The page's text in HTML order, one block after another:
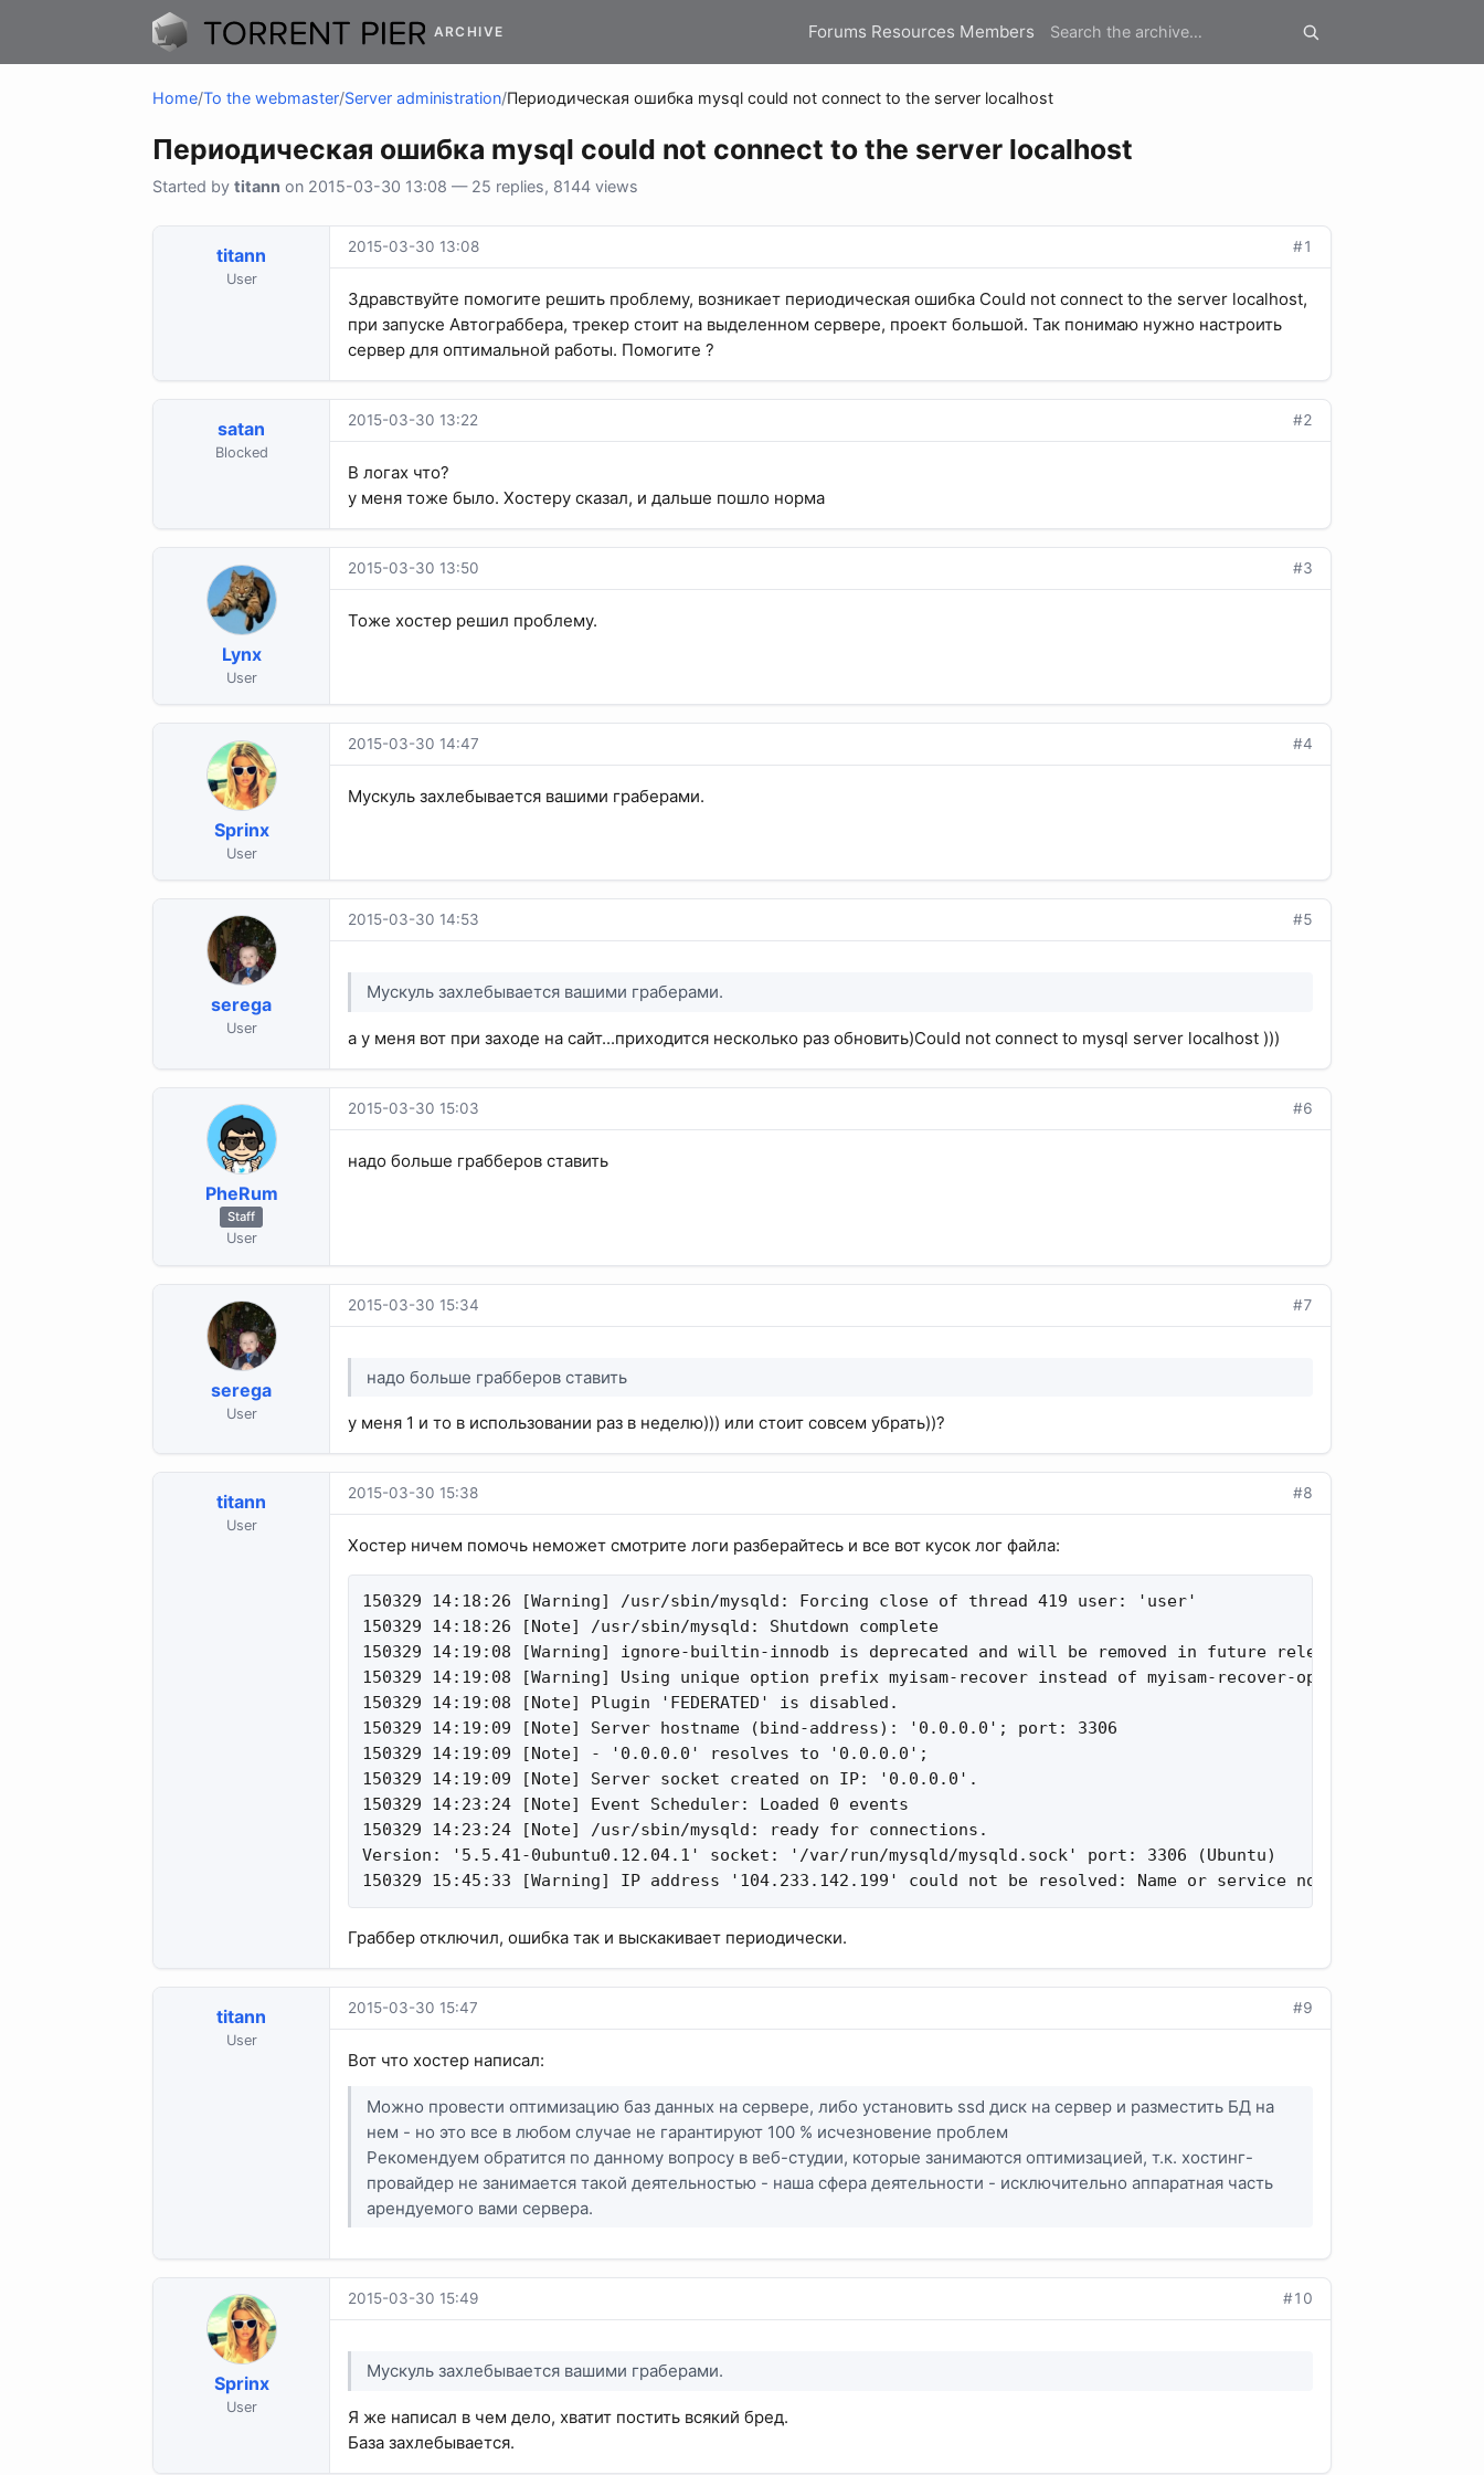
ARCHIVE Forums Resources Members
Home/To the webmaster/Server administration/Периодическая ошибка mysql could not connect to the server localhost
Периодическая ошибка mysql could not connect to the server localhost
Started by titann on 2015-03-30 13:08 — 25 replies, 8144 views
titann
User
2015-03-30 13:08 #1
Здравствуйте помогите решить проблему, возникает периодическая ошибка Could not connect to the server localhost,
при запуске Автограббера, трекер стоит на выделенном сервере, проект большой. Так понимаю нужно настроить
сервер для оптимальной работы. Помогите ?
satan
Blocked
2015-03-30 13:22 #2
В логах что?
у меня тоже было. Хостеру сказал, и дальше пошло норма
Lynx
User
2015-03-30 13:50 #3
Тоже хостер решил проблему.
Sprinx
User
2015-03-30 14:47 #4
Мускуль захлебывается вашими граберами.
serega
User
2015-03-30 14:53 #5
Мускуль захлебывается вашими граберами.
а у меня вот при заходе на сайт...приходится несколько раз обновить)Could not connect to mysql server localhost )))
PheRum
Staff
User
2015-03-30 15:03 #6
надо больше грабберов ставить
serega
User
2015-03-30 15:34 #7
надо больше грабберов ставить
у меня 1 и то в использовании раз в неделю))) или стоит совсем убрать))?
titann
User
2015-03-30 15:38 #8
Хостер ничем помочь неможет смотрите логи разберайтесь и все вот кусок лог файла:
150329 14:18:26 [Warning] /usr/sbin/mysqld: Forcing close of thread 419 user: 'user'
150329 14:18:26 [Note] /usr/sbin/mysqld: Shutdown complete
150329 14:19:08 [Warning] ignore-builtin-innodb is deprecated and will be removed in future releases.
150329 14:19:08 [Warning] Using unique option prefix myisam-recover instead of myisam-recover-options is
150329 14:19:08 [Note] Plugin 'FEDERATED' is disabled.
150329 14:19:09 [Note] Server hostname (bind-address): '0.0.0.0'; port: 3306
150329 14:19:09 [Note] - '0.0.0.0' resolves to '0.0.0.0';
150329 14:19:09 [Note] Server socket created on IP: '0.0.0.0'.
150329 14:23:24 [Note] Event Scheduler: Loaded 0 events
150329 14:23:24 [Note] /usr/sbin/mysqld: ready for connections.
Version: '5.5.41-0ubuntu0.12.04.1' socket: '/var/run/mysqld/mysqld.sock' port: 3306 (Ubuntu)
150329 15:45:33 [Warning] IP address '104.233.142.199' could not be resolved: Name or service not known
Граббер отключил, ошибка так и выскакивает периодически.
titann
User
2015-03-30 15:47 #9
Вот что хостер написал:
Можно провести оптимизацию баз данных на сервере, либо установить ssd диск на сервер и разместить БД на
нем - но это все в любом случае не гарантируют 100 % исчезновение проблем
Рекомендуем обратится по данному вопросу в веб-студии, которые занимаются оптимизацией, т.к. хостинг-
провайдер не занимается такой деятельностью - наша сфера деятельности - исключительно аппаратная часть
арендуемого вами сервера.
Sprinx
User
2015-03-30 15:49 #10
Мускуль захлебывается вашими граберами.
Я же написал в чем дело, хватит постить всякий бред.
База захлебывается.